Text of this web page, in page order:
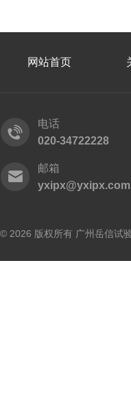
网站首页
电话
020-34722228
邮箱
yxipx@yxipx.com
© 2026 版权所有 广州岳信试